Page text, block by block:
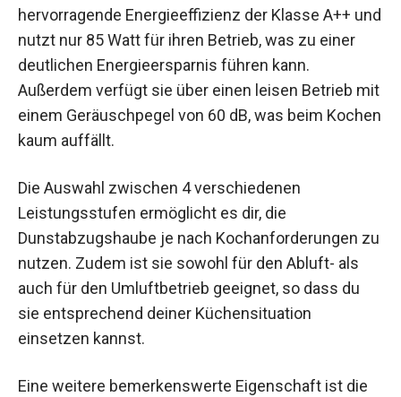
hervorragende Energieeffizienz der Klasse A++ und
nutzt nur 85 Watt für ihren Betrieb, was zu einer
deutlichen Energieersparnis führen kann.
Außerdem verfügt sie über einen leisen Betrieb mit
einem Geräuschpegel von 60 dB, was beim Kochen
kaum auffällt.
Die Auswahl zwischen 4 verschiedenen
Leistungsstufen ermöglicht es dir, die
Dunstabzugshaube je nach Kochanforderungen zu
nutzen. Zudem ist sie sowohl für den Abluft- als
auch für den Umluftbetrieb geeignet, so dass du
sie entsprechend deiner Küchensituation
einsetzen kannst.
Eine weitere bemerkenswerte Eigenschaft ist die